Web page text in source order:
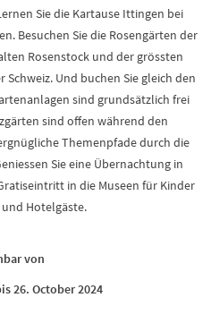
Sie die Kartause Ittingen bei
Besuchen Sie die Rosengärten der
Rosenstock und der grössten
Und buchen Sie gleich den
sind grundsätzlich frei
sind offen während den
Themenpfade durch die
Sie eine Übernachtung in
in die Museen für Kinder
Hotelgäste.
von
26. October 2024